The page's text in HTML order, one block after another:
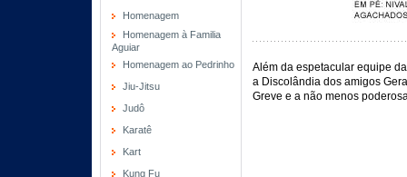
Homenagem
Homenagem à Familia
Aguiar
Homenagem ao Pedrinho
Jiu-Jitsu
Judô
Karatê
Kart
Kung Fu
Além da espetacular equipe
a Discolândia dos amigos
Greve e a não menos